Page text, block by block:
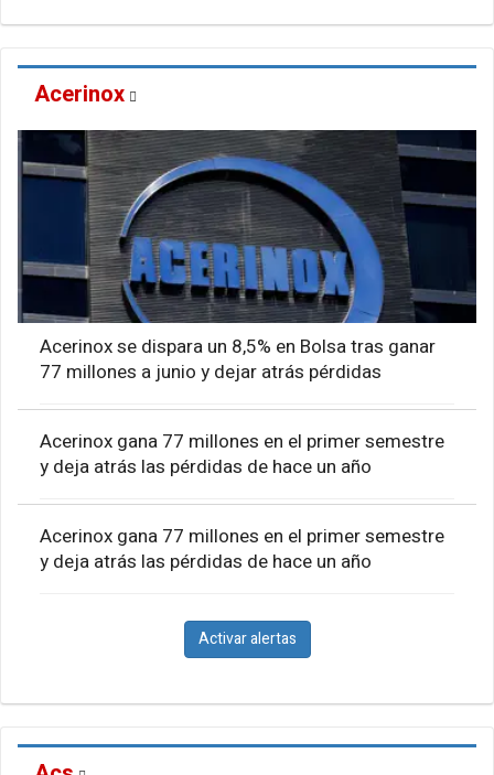
Acerinox
Acerinox se dispara un 8,5% en Bolsa tras ganar
77 millones a junio y dejar atrás pérdidas
Acerinox gana 77 millones en el primer semestre
y deja atrás las pérdidas de hace un año
Acerinox gana 77 millones en el primer semestre
y deja atrás las pérdidas de hace un año
Activar alertas